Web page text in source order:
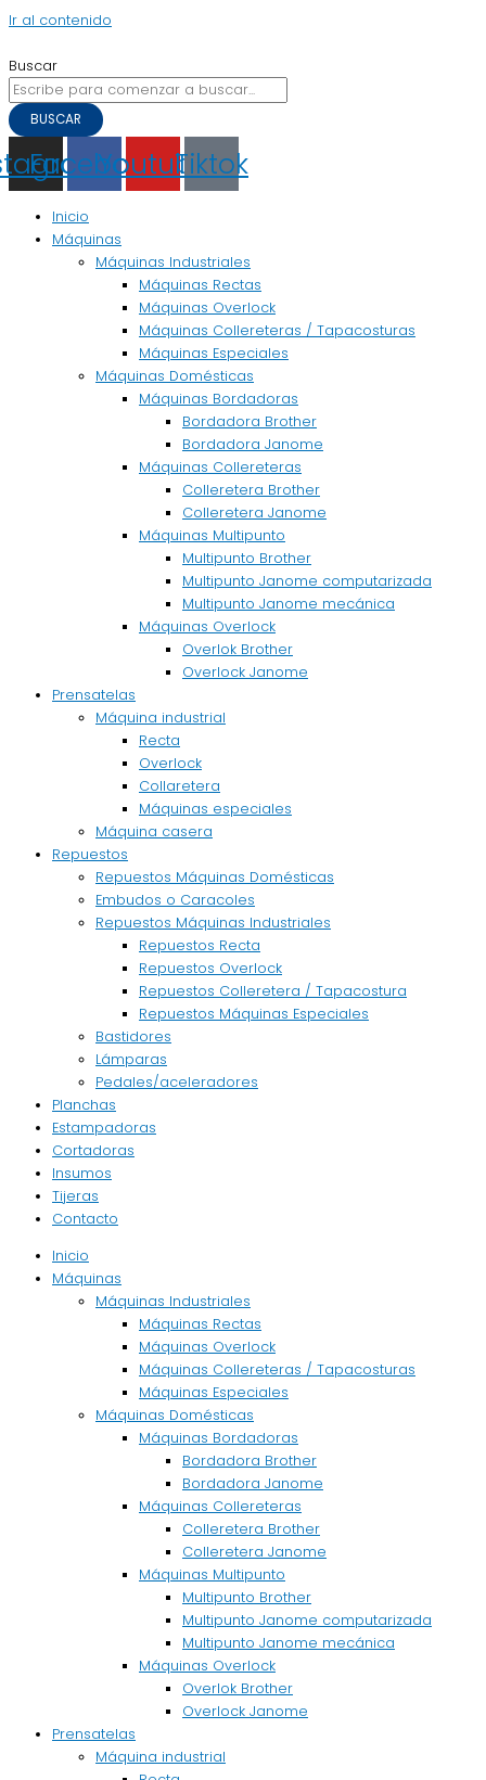
Ir al contenido
Buscar
BUSCAR
Facebook
YoutubeTiktok
Inicio
Máquinas
Máquinas Industriales
Máquinas Rectas
Máquinas Overlock
Máquinas Collereteras / Tapacosturas
Máquinas Especiales
Máquinas Domésticas
Máquinas Bordadoras
Bordadora Brother
Bordadora Janome
Máquinas Collereteras
Colleretera Brother
Colleretera Janome
Máquinas Multipunto
Multipunto Brother
Multipunto Janome computarizada
Multipunto Janome mecánica
Máquinas Overlock
Overlok Brother
Overlock Janome
Prensatelas
Máquina industrial
Recta
Overlock
Collaretera
Máquinas especiales
Máquina casera
Repuestos
Repuestos Máquinas Domésticas
Embudos o Caracoles
Repuestos Máquinas Industriales
Repuestos Recta
Repuestos Overlock
Repuestos Colleretera / Tapacostura
Repuestos Máquinas Especiales
Bastidores
Lámparas
Pedales/aceleradores
Planchas
Estampadoras
Cortadoras
Insumos
Tijeras
Contacto
Inicio
Máquinas
Máquinas Industriales
Máquinas Rectas
Máquinas Overlock
Máquinas Collereteras / Tapacosturas
Máquinas Especiales
Máquinas Domésticas
Máquinas Bordadoras
Bordadora Brother
Bordadora Janome
Máquinas Collereteras
Colleretera Brother
Colleretera Janome
Máquinas Multipunto
Multipunto Brother
Multipunto Janome computarizada
Multipunto Janome mecánica
Máquinas Overlock
Overlok Brother
Overlock Janome
Prensatelas
Máquina industrial